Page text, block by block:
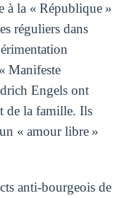
à la « République »
réguliers dans
Manifeste
Engels ont
de la famille. Ils
« amour libre »
anti-bourgeois de